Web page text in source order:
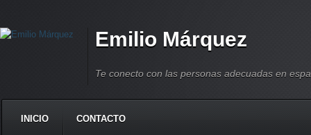
Emilio Márquez
Te conecto con las personas adecuadas en
INICIO CONTACTO